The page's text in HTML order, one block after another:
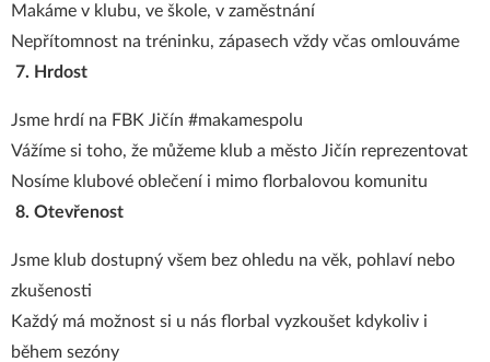
Makáme v klubu, ve škole, v zaměstnání
Nepřítomnost na tréninku, zápasech vždy včas omlouváme
7. Hrdost
Jsme hrdí na FBK Jičín #makamespolu
Vážíme si toho, že můžeme klub a město Jičín reprezentovat
Nosíme klubové oblečení i mimo florbalovou komunitu
8. Otevřenost
Jsme klub dostupný všem bez ohledu na věk, pohlaví nebo
zkušenosti
Každý má možnost si u nás florbal vyzkoušet kdykoliv i
během sezóny